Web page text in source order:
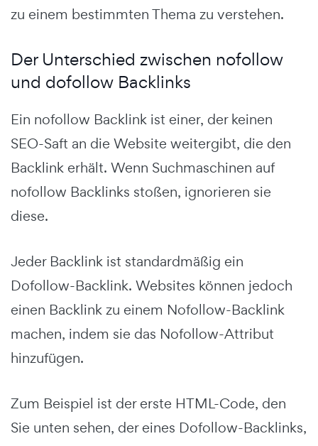
zu einem bestimmten Thema zu verstehen.
Der Unterschied zwischen nofollow
und dofollow Backlinks
Ein nofollow Backlink ist einer, der keinen
SEO-Saft an die Website weitergibt, die den
Backlink erhält. Wenn Suchmaschinen auf
nofollow Backlinks stoßen, ignorieren sie
diese.
Jeder Backlink ist standardmäßig ein
Dofollow-Backlink. Websites können jedoch
einen Backlink zu einem Nofollow-Backlink
machen, indem sie das Nofollow-Attribut
hinzufügen.
Zum Beispiel ist der erste HTML-Code, den
Sie unten sehen, der eines Dofollow-Backlinks,